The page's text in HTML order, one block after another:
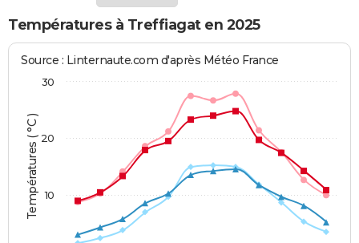
Températures à Treffiagat en 2025
Températures ( °C )
Source : Linternaute.com d'après Météo France
10
20
30